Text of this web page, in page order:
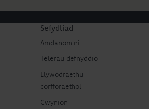
Sefydliad
Amdanom ni
Telerau defnyddio
Llywodraethu
corfforaethol
Cwynion